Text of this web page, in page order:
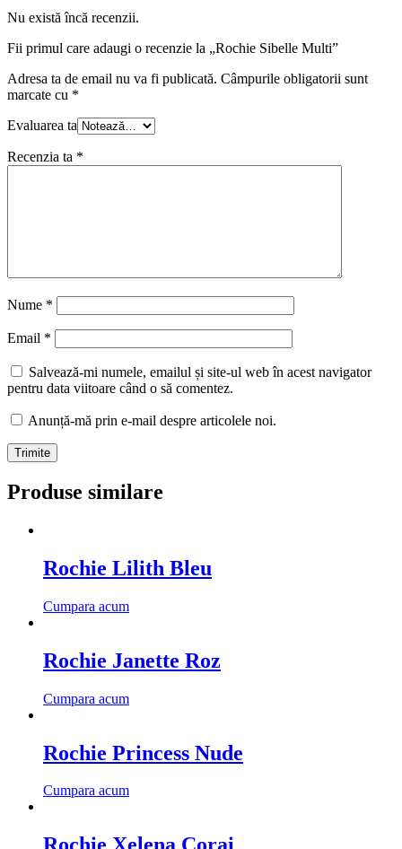
Nu există încă recenzii.
Fii primul care adaugi o recenzie la „Rochie Sibelle Multi”
Adresa ta de email nu va fi publicată. Câmpurile obligatorii sunt
marcate cu *
Evaluarea ta
Recenzia ta *
Nume *
Email *
Salvează-mi numele, emailul și site-ul web în acest navigator
pentru data viitoare când o să comentez.
Anunță-mă prin e-mail despre articolele noi.
Produse similare
Rochie Lilith Bleu
Cumpara acum
Rochie Janette Roz
Cumpara acum
Rochie Princess Nude
Cumpara acum